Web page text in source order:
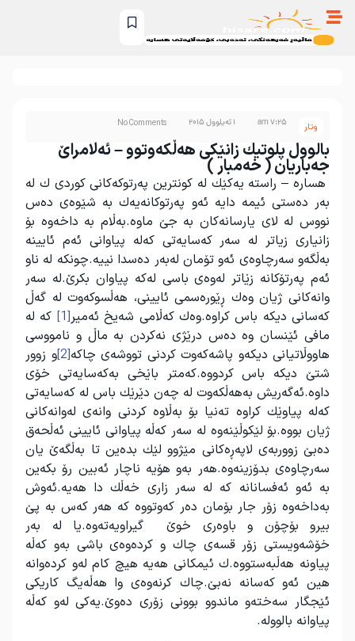
وتار 7:25 am 1 ئەیلوول 2015 No Comments
بالوول پلوتیك زانێکی هه‌ڵكه‌وتوو – ئەلامراێ
جەباریان ( خەمبار )
هسارە – راسته یه‌كێك له‌ كونترین په‌‌رتوكه‌‌كانی كوردی ك له‌
به‌ر ده‌ستی ئیمه دایه ئه‌و په‌رتوكانه‌یه‌ك به‌ شێوه‌ی ده‌س
نووس له‌ لای یارسانه‌كان به‌ جێ ماوه.به‌ڵام به‌ داخه‌وه بۆ
زانیاری زیاتر له‌ سه‌ر كه‌سایه‌تی كه‌له‌ پیاوانی ئه‌م ئایینه‌
به‌ڵگه‌و سه‌رچاوه‌ی ئه‌و تۆمان له‌‌به‌ر ده‌سدا نییه‌.چونكه له ناو
ئه‌م په‌رتۆكانه‌ زێاتر له‌وه‌ی باسی له‌كه‌ پیاوان بكرێ.له‌ سه‌ر
وانه‌كانی ژیان وه‌ك ڕێوره‌سمی ئایینی، هه‌ڵسوكه‌وت له گه‌ڵ
كه‌سانی‌ دیكه باس كراوه.وه‌ك كه‌ڵامی شه‌یخ ئه‌میر[1]
كه‌ له‌
مافی ئێنسان وه ده‌س درێژی نه‌‌كردن به‌ ماڵ و نامووسی
هاووڵاتیانی دیكه‌و پاشه‌كه‌وت كردنی تووشه‌ی چاكه‌[2] و زوور
شتێ دیكه‌ باس كردووه.كه‌متر باێخی به‌كه‌سایه‌تی خۆی
داوه.ئه‌گه‌ریش به‌هه‌ڵكه‌وت له‌ چه‌ن دێر‌ێك باس له‌ كه‌سایه‌تی
كه‌له‌ پیاوێك كراوه ته‌نیا بۆ به‌ڵاوه كردنی وانه‌ی له‌وانه‌كانی
ژیان بووه.بۆ لێكوڵێنه‌وه له‌ سه‌ر كه‌ڵه‌ پیاوانی ئایینی ئه‌ڵحه‌ق
ده‌بێ زووربه‌ی لاپه‌ڕه‌كانی مێژوو لێك بده‌ین تا به‌‌ڵگه‌ێ یان
سه‌رچاوه‌ی بدۆزینه‌وه.هه‌ر به‌و هۆیه‌ ناچار ئه‌بین رۆ بكه‌ین
به ئه‌و ئه‌فسانانه‌ كه‌ له‌ سه‌ر ‌زاری خه‌ڵك دا هه‌یه‌.ئه‌وش
به‌داخه‌وه ‌زۆر جار بۆمان ده‌ر كه‌وتووه كه هه‌ر كه‌س به‌ پێ
بیرو بۆچۆن و باوه‌ری خوێ گیراویه‌ته‌وه‌.یا له‌ به‌ر
خۆ‌شه‌ویستی زۆر قسه‌ی چاك و كرده‌وه‌ی باشی به‌و كه‌ڵه‌
پیاونه‌ هه‌‌ڵبه‌ستووه.ك ئیمكانی هه‌یه‌ هیچ كام له‌و كرده‌وانه‌
هین ئه‌و كه‌سانه‌ نه‌بێ.چاك كرنه‌وه‌ی وا هه‌ڵه‌یگ كاریكی
ئێجگار سه‌خته‌و ماندوو بوونی زۆری ده‌وێ.یه‌كی له‌و كه‌ڵه‌
پیاوانه‌ بالووله‌.